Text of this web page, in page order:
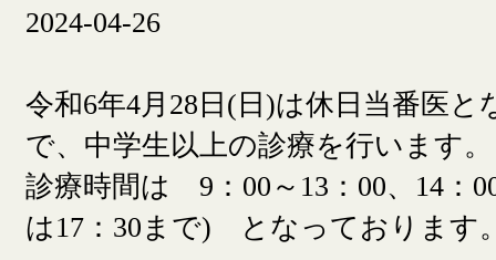
2024-04-26
令和6年4月28日(日)は休日当番医
で、中学生以上の診療を行います。
診療時間は 9：00～13：00、14：
は17：30まで) となっております